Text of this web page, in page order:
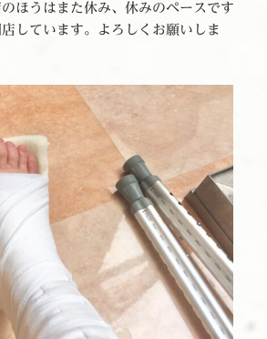
ほうはまた休み、休みのペースです
しています。よろしくお願いしま